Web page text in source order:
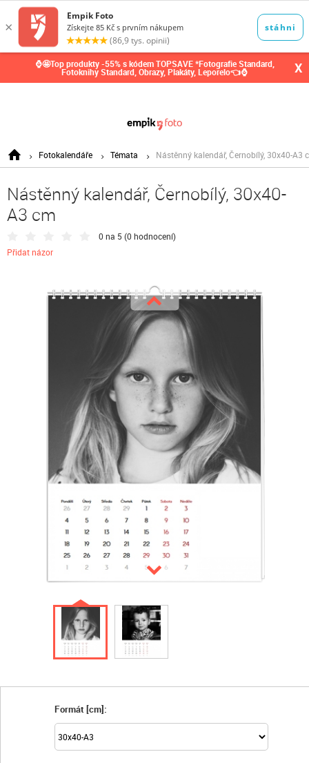
⌚🤩Top produkty -55% s kódem TOPSAVE *Fotografie Standard,
Fotoknihy Standard, Obrazy, Plakáty, Leporelo👈⌚ X
Fotokalendáře Témata Nástěnný kalendář, Černobílý, 30x40-A3
Nástěnný kalendář, Černobílý, 30x40-
A3 cm
0 na 5 (0 hodnocení)
Přidat názor
Formát [cm]: